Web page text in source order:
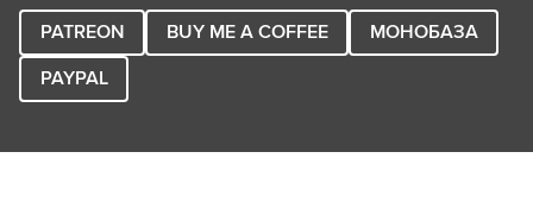
PATREON BUY ME A COFFEE
МОНОБАЗА
PAYPAL